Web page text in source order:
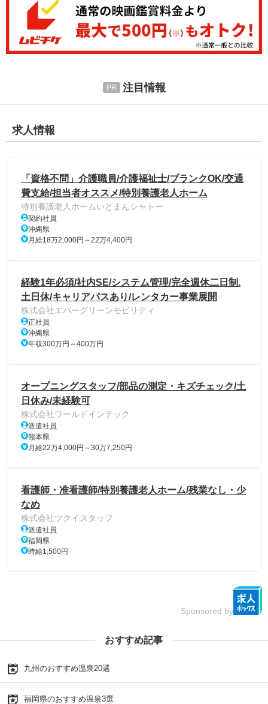
注目情報
求人情報
「資格不問」介護職員/介護福祉士/ブランクOK/交通
費支給/担当者オススメ/特別養護老人ホーム
特別養護老人ホームいとまんシャトー
契約社員
沖縄県
月給18万2,000円～22万4,400円
経験1年必須/社内SE/システム管理/完全週休二日制.
土日休/キャリアパスあり/レンタカー事業展開
株式会社エバーグリーンモビリティ
正社員
沖縄県
年収300万円～400万円
オープニングスタッフ/部品の測定・キズチェック/土
日休み/未経験可
株式会社ワールドインテック
派遣社員
熊本県
月給22万4,000円～30万7,250円
看護師・准看護師/特別養護老人ホーム/残業なし・少
なめ
株式会社ツクイスタッフ
派遣社員
福岡県
時給1,500円
Sponsored by
おすすめ記事
九州のおすすめ温泉20選
福岡県のおすすめ温泉3選